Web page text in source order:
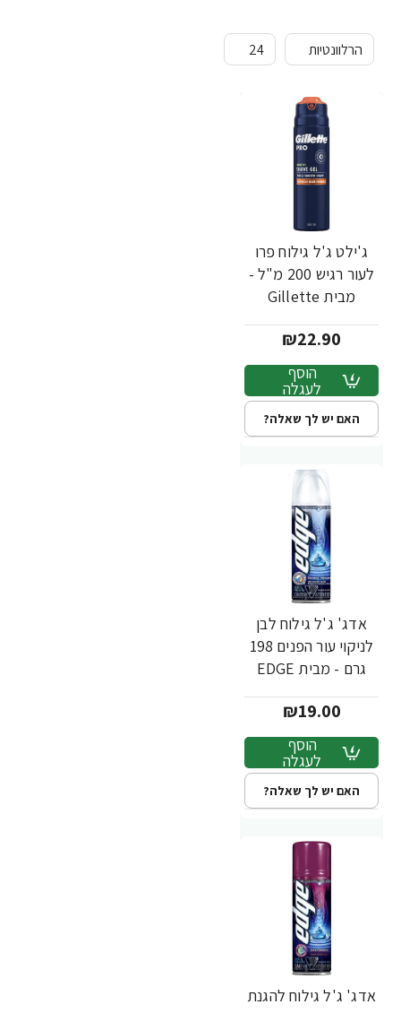
ג'ילט ג'ל גילוח פרו
לעור רגיש 200 מ"ל -
מבית Gillette
₪22.90
הוסף
לעגלה
האם יש לך שאלה?
אדג' ג'ל גילוח לבן
לניקוי עור הפנים 198
גרם - מבית EDGE
₪19.00
הוסף
לעגלה
האם יש לך שאלה?
אדג' ג'ל גילוח להגנת